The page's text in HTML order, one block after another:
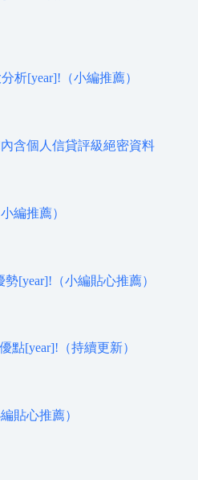
析[year]!（小編推薦）
含個人信貸評級絕密資料
編推薦）
[year]!（小編貼心推薦）
點[year]!（持續更新）
貼心推薦）